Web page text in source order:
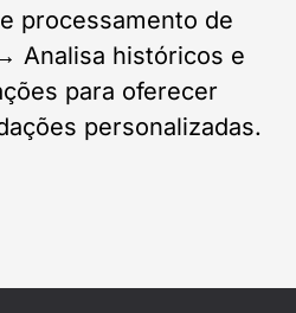
processamento de
Analisa históricos e
para oferecer
personalizadas.